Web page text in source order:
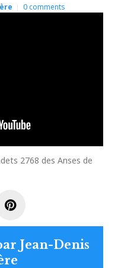
0comments
2768 des Anses de
Pinterest
Jean-Denis